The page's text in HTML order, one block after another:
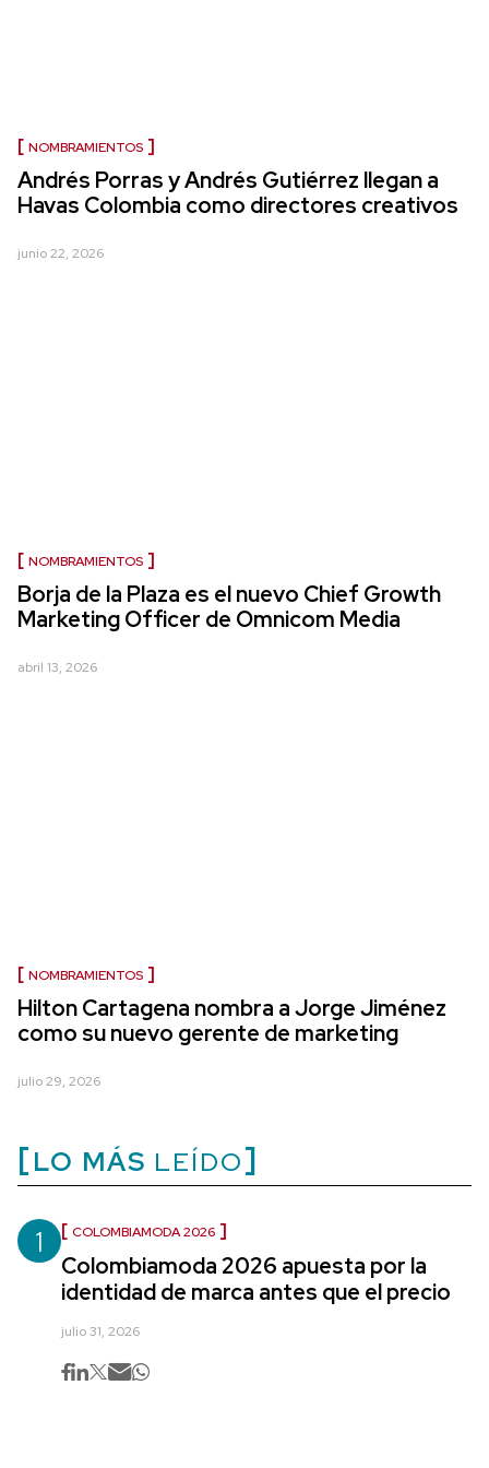
NOMBRAMIENTOS
Andrés Porras y Andrés Gutiérrez llegan a
Havas Colombia como directores creativos
junio 22, 2026
NOMBRAMIENTOS
Borja de la Plaza es el nuevo Chief Growth
Marketing Officer de Omnicom Media
abril 13, 2026
NOMBRAMIENTOS
Hilton Cartagena nombra a Jorge Jiménez
como su nuevo gerente de marketing
julio 29, 2026
LO MÁS LEÍDO
1 COLOMBIAMODA 2026
Colombiamoda 2026 apuesta por la
identidad de marca antes que el precio
julio 31, 2026